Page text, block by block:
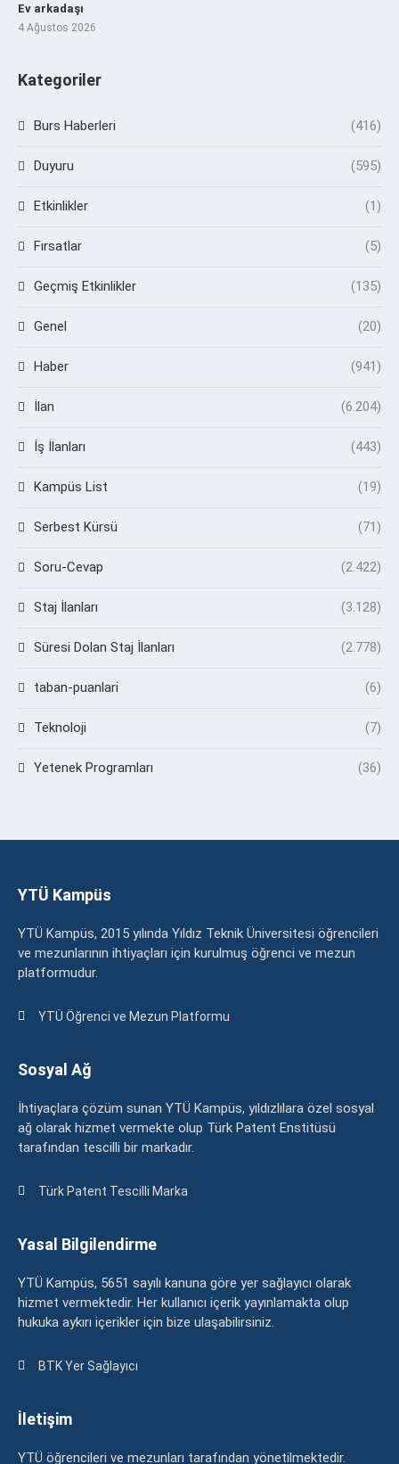
Ev arkadaşı
4 Ağustos 2026
Kategoriler
Burs Haberleri (416)
Duyuru (595)
Etkinlikler (1)
Fırsatlar (5)
Geçmiş Etkinlikler (135)
Genel (20)
Haber (941)
İlan (6.204)
İş İlanları (443)
Kampüs List (19)
Serbest Kürsü (71)
Soru-Cevap (2.422)
Staj İlanları (3.128)
Süresi Dolan Staj İlanları (2.778)
taban-puanlari (6)
Teknoloji (7)
Yetenek Programları (36)
YTÜ Kampüs
YTÜ Kampüs, 2015 yılında Yıldız Teknik Üniversitesi öğrencileri
ve mezunlarının ihtiyaçları için kurulmuş öğrenci ve mezun
platformudur.
YTÜ Öğrenci ve Mezun Platformu
Sosyal Ağ
İhtiyaçlara çözüm sunan YTÜ Kampüs, yıldızlılara özel sosyal
ağ olarak hizmet vermekte olup Türk Patent Enstitüsü
tarafından tescilli bir markadır.
Türk Patent Tescilli Marka
Yasal Bilgilendirme
YTÜ Kampüs, 5651 sayılı kanuna göre yer sağlayıcı olarak
hizmet vermektedir. Her kullanıcı içerik yayınlamakta olup
hukuka aykırı içerikler için bize ulaşabilirsiniz.
BTK Yer Sağlayıcı
İletişim
YTÜ öğrencileri ve mezunları tarafından yönetilmektedir.